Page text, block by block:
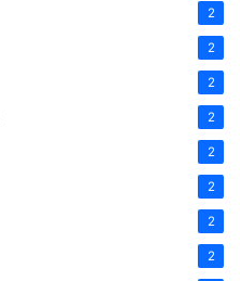
2
2
2
2
2
2
2
2